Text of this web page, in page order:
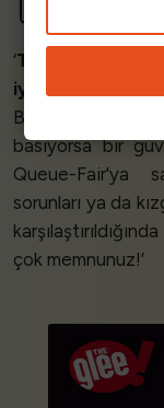
‘Tam da
iyiydi
Büyük bir bilet
basıyorsa bir
Queue-Fair'ya
sorunları ya da
karşılaştırıldığında
çok memnunuz!’